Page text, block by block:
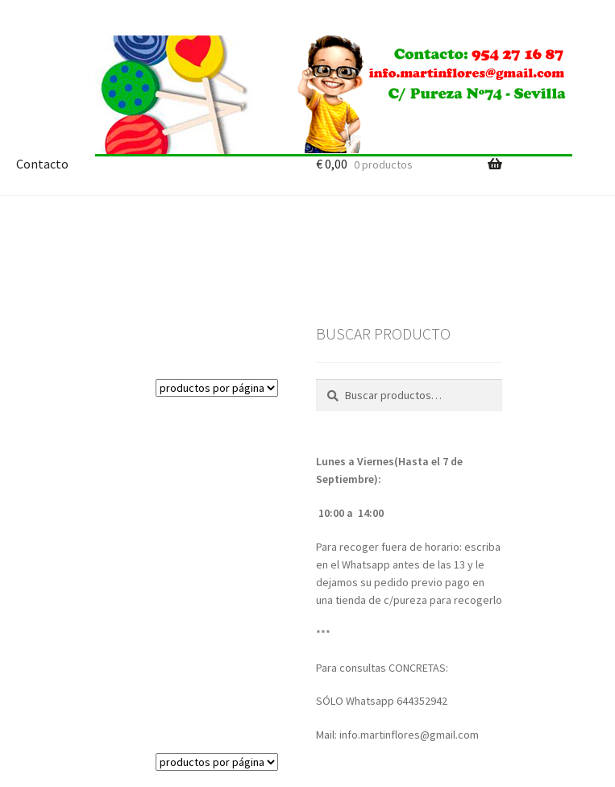
Contacto €0,00 0 productos
BUSCAR PRODUCTO
Buscar
Buscar
Lunes a Viernes(Hasta el 7 de
Septiembre):
10:00 a 14:00
Para recoger fuera de horario: escriba
en el Whatsapp antes de las 13 y le
dejamos su pedido previo pago en
una tienda de c/pureza para recogerlo
***
Para consultas CONCRETAS:
SÓLO Whatsapp 644352942
Mail: info.martinflores@gmail.com